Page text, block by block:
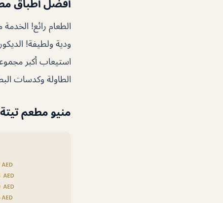
أفضل أطباق
الطعام رائع! الخدمة
ودية ولطيفة!
استيعاب أكبر
الطاولة وكدسات
منيو مطعم تيتة